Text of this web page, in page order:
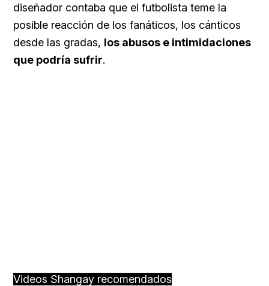
diseñador contaba que el futbolista teme la
posible reacción de los fanáticos, los cánticos
desde las gradas, los abusos e intimidaciones
que podría sufrir.
Videos Shangay recomendados